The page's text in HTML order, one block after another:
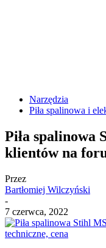
Narzędzia
Piła spalinowa i
Piła spalinowa
klientów na
Przez
Bartłomiej Wilczyński
-
7 czerwca, 2022